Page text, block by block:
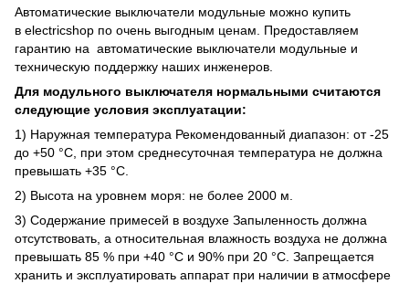
Автоматические выключатели модульные можно купить
в electricshop по очень выгодным ценам. Предоставляем
гарантию на автоматические выключатели модульные и
техническую поддержку наших инженеров.
Для модульного выключателя нормальными считаются
следующие условия эксплуатации:
1) Наружная температура Рекомендованный диапазон: от -25
до +50 °C, при этом среднесуточная температура не должна
превышать +35 °C.
2) Высота на уровнем моря: не более 2000 м.
3) Содержание примесей в воздухе Запыленность должна
отсутствовать, а относительная влажность воздуха не должна
превышать 85 % при +40 °C и 90% при 20 °C. Запрещается
хранить и эксплуатировать аппарат при наличии в атмосфере